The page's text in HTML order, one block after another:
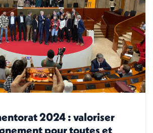
2024 : valoriser
pour toutes et